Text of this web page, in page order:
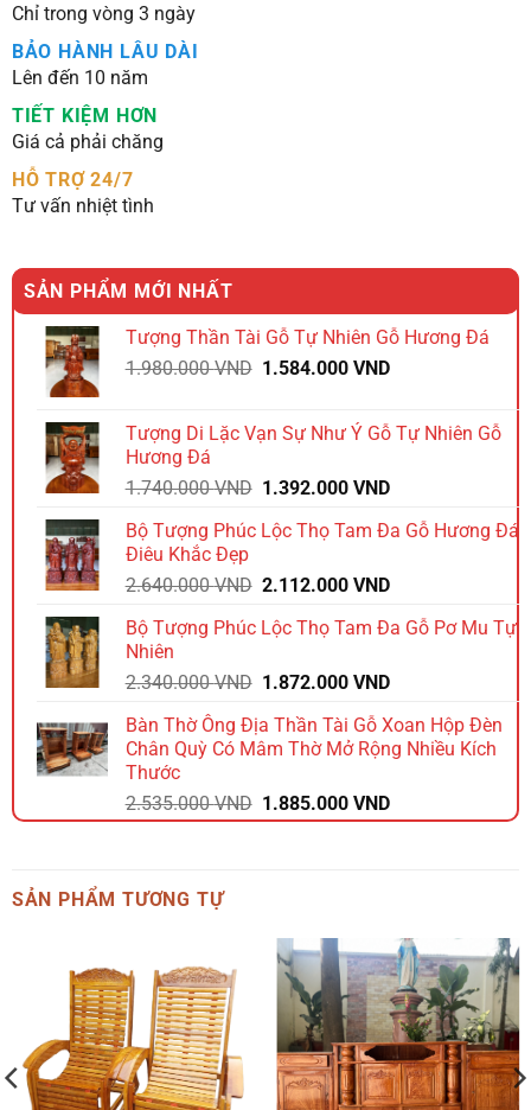
Chỉ trong vòng 3 ngày
BẢO HÀNH LÂU DÀI
Lên đến 10 năm
TIẾT KIỆM HƠN
Giá cả phải chăng
HỖ TRỢ 24/7
Tư vấn nhiệt tình
SẢN PHẨM MỚI NHẤT
Tượng Thần Tài Gỗ Tự Nhiên Gỗ Hương Đá
1.980.000VND Giá
1.980.000 VND.
1.584.000VNDGiá
là:
Tượng Di Lặc Vạn Sự Như Ý Gỗ Tự Nhiên Gỗ
Hương Đá
1.740.000VND Giá
là:
1.392.000VNDGiá
tại
1.392.000 VND.
Bộ Tượng Phúc Lộc Thọ Tam Đa Gỗ Hương Đá
Điêu Khắc Đẹp
2.640.000VND Giá
là:
2.112.000VNDGiá
tại
2.112.000 VND.
Bộ Tượng Phúc Lộc Thọ Tam Đa Gỗ Pơ Mu Tự
Nhiên
2.340.000VND Giá
là:
2.340.000 VND.
1.872.000VNDGiá
tại
là:
Bàn Thờ Ông Địa Thần Tài Gỗ Xoan Hộp Đèn
Chân Quỳ Có Mâm Thờ Mở Rộng Nhiều Kích
Thước
2.535.000VND Giá
gốc
1.885.000VNDGiá
hiện
SẢN PHẨM TƯƠNG TỰ